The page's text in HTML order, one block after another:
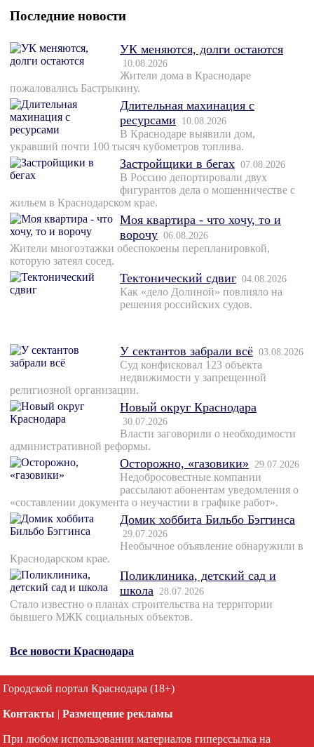
Последние новости
УК меняются, долги остаются
10.08.2026
Жители дома в Краснодаре
пожаловались Бастрыкину.
Длительная махинация с
ресурсами
10.08.2026
В Краснодаре выявили дом,
укравший почти 100 тысяч кубометров топлива.
Застройщики в бегах 07.08.2026
В Россию депортировали двух
фигурантов дела о мошенничестве с
жильем в Краснодарском крае.
Моя квартира - что хочу, то и
ворочу 06.08.2026
Жители многоэтажки обеспокоены перепланировкой,
которую затеял сосед.
Тектонический сдвиг 04.08.2026
Как «дело Долиной» повлияло на
решения российских судов.
У сектантов забрали всё 03.08.2026
Суд конфисковал 123 объекта
недвижимости у запрещенной
религиозной организации.
Новый округ Краснодара
30.07.2026
Власти заговорили о необходимости
административной реформы.
Осторожно, «газовики» 29.07.2026
Недобросовестные компании
рассылают абонентам уведомления о
«составлении документа о неучастии в графике работ».
Домик хоббита Бильбо Бэггинса
29.07.2026
Необычное объявление обнаружили в
Краснодарском крае.
Поликлиника, детский сад и
школа 28.07.2026
Стало известно о планах строительства на территории
бывшего МЖК социальных объектов.
Все новости Краснодара
Городской портал Краснодара (18+)
Контакты | Размещение рекламы
При любом использовании материалов гиперссылка на